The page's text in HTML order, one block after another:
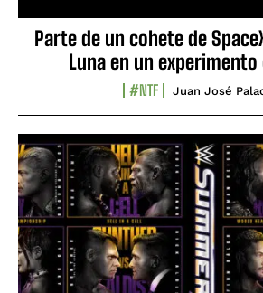
Parte de un cohete de
Luna en un
#NTF Juan José